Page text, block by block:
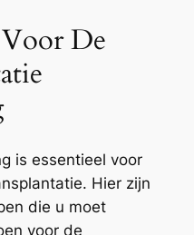
De
is essentieel voor
Hier zijn
die u moet
voor de